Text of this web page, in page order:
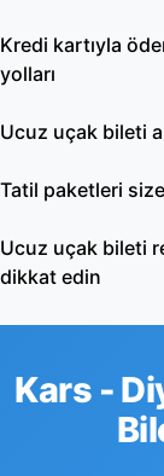
Kredi kartıyla
yolları
Ucuz uçak bileti
Tatil paketleri
Ucuz uçak bileti
dikkat edin
Kars -